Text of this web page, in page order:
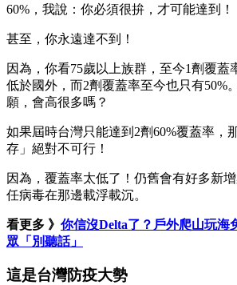
60%，我說：你必須很拚，才可能達到！
甚至，你永遠達不到！
因為，你看75歲以上族群，至今1劑覆蓋
低於國外，而2劑覆蓋率至今也只有50%
願，會高很多嗎？
如果屆時台灣只能達到2劑60%覆蓋率，
存」絕對不可行！
因為，覆蓋率太低了！仍舊會有好多新
任病毒在那邊載浮載沉。
看更多 》 你信沒Delta了？戶外爬山玩海
眾「別聽話」
這是台灣防疫大勢